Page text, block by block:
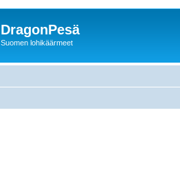
DragonPesä
Suomen lohikäärmeet